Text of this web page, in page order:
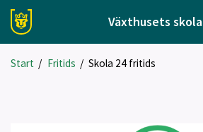
Växthusets skola
Start / Fritids / Skola 24 fritids